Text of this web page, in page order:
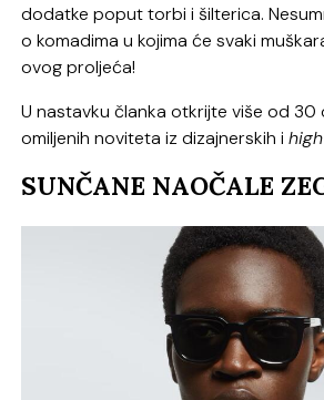
dodatke poput torbi i šilterica.
o komadima u kojima će svaki
ovog proljeća!
U nastavku članka otkrijte više od 30
omiljenih noviteta iz dizajnerskih i
SUNČANE NAOČALE